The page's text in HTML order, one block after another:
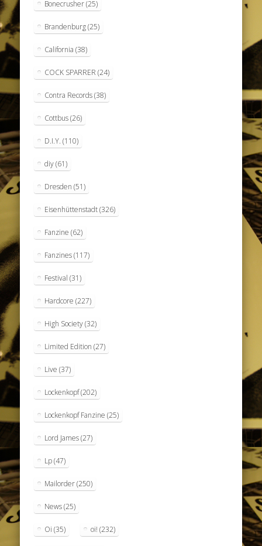
Bonecrusher(25)
Brandenburg(25)
California (38)
COCK SPARRER (24)
Contra Records(38)
Cottbus(26)
D.I.Y. (110)
diy(61)
Dresden (51)
Eisenhüttenstadt(326)
Fanzine (62)
Fanzines(117)
Festival (31)
Hardcore (227)
High Society(32)
Limited Edition (27)
Live (37)
Lockenkopf(202)
Lockenkopf Fanzine (25)
Lord James(27)
Lp(47)
Mailorder(250)
News(25)
Oi (35) oi! (232)